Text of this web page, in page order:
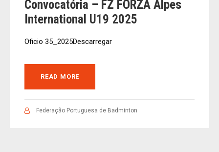
Convocatória – FZ FORZA Alpes
International U19 2025
Oficio 35_2025Descarregar
READ MORE
Federação Portuguesa de Badminton